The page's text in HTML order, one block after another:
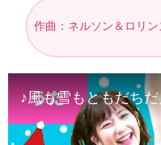
作曲：ネルソン＆ロリ
♪風も雪もともだち